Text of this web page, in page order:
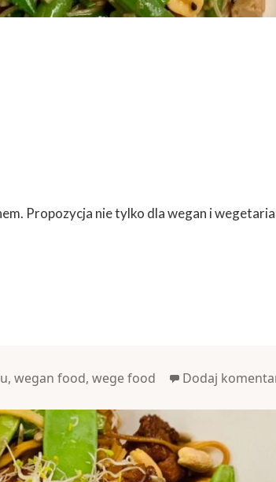
Propozycja nie tylko dla wegan i
,wegan food,wege food Dodaj